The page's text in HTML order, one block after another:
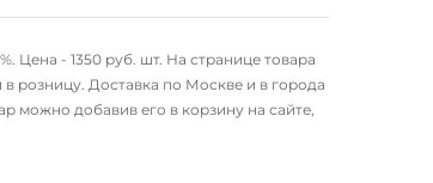
Цена - 1350 руб. шт. На странице товара
розницу. Доставка по Москве и в города
можно добавив его в корзину на сайте,